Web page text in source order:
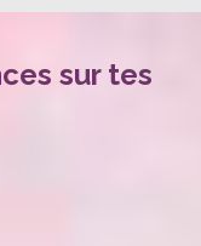
sur tes